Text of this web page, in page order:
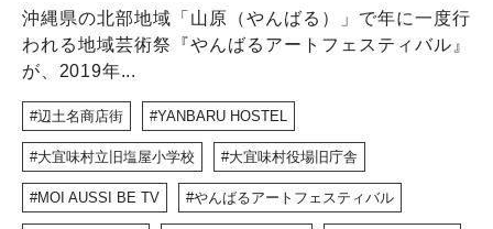
沖縄県の北部地域「山原（やんばる）」で年に一度行
われる地域芸術祭『やんばるアートフェスティバル』
が、2019年...
辺土名商店街 YANBARU HOSTEL
大宜味村立旧塩屋小学校 大宜味村役場旧庁舎
MOI AUSSI BE TV やんばるアートフェスティバル